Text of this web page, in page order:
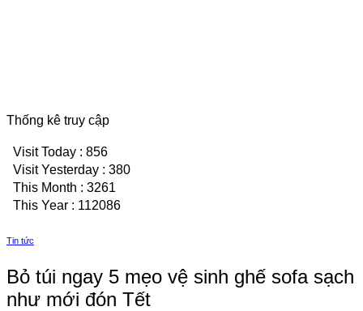
Thống kê truy cập
Visit Today : 856
Visit Yesterday : 380
This Month : 3261
This Year : 112086
Tin tức
Bỏ túi ngay 5 mẹo vệ sinh ghế sofa sạch
như mới đón Tết